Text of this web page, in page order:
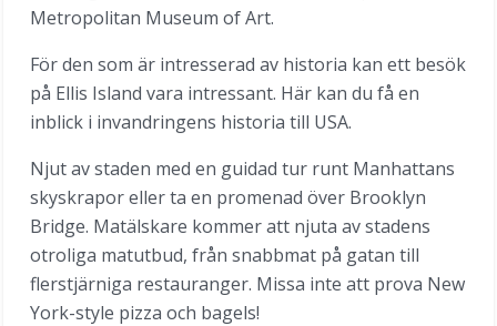
Metropolitan Museum of Art.
För den som är intresserad av historia kan ett besök
på Ellis Island vara intressant. Här kan du få en
inblick i invandringens historia till USA.
Njut av staden med en guidad tur runt Manhattans
skyskrapor eller ta en promenad över Brooklyn
Bridge. Matälskare kommer att njuta av stadens
otroliga matutbud, från snabbmat på gatan till
flerstjärniga restauranger. Missa inte att prova New
York-style pizza och bagels!